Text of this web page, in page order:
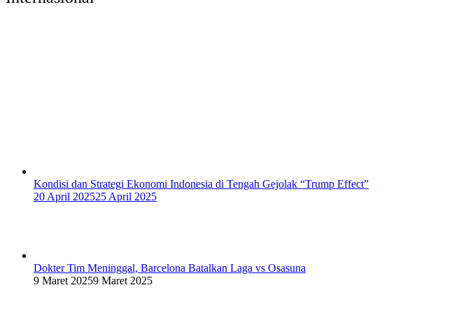
Kondisi dan Strategi Ekonomi Indonesia di Tengah Gejolak “Trump Effect”
20 April 202525 April 2025
Dokter Tim Meninggal, Barcelona Batalkan Laga vs Osasuna
9 Maret 20259 Maret 2025